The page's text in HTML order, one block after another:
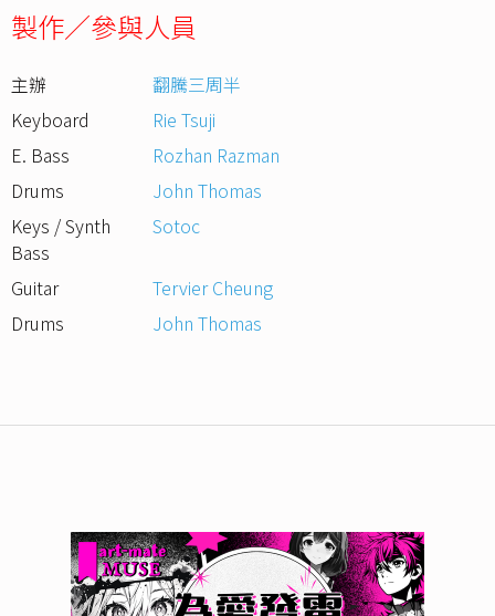
製作／參與人員
主辦
翻騰三周半
Keyboard
Rie Tsuji
E. Bass
Rozhan Razman
Drums
John Thomas
Keys / Synth
Bass
Sotoc
Guitar
Tervier Cheung
Drums
John Thomas